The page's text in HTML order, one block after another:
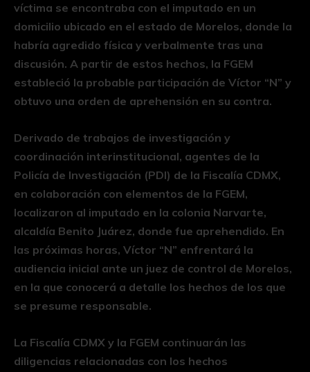
víctima se encontraba con el imputado en un
domicilio ubicado en el estado de Morelos, donde la
habría agredido física y verbalmente tras una
discusión. A partir de estos hechos, la FGEM
estableció la probable participación de Víctor “N” y
obtuvo una orden de aprehensión en su contra.
Derivado de trabajos de investigación y
coordinación interinstitucional, agentes de la
Policía de Investigación (PDI) de la Fiscalía CDMX,
en colaboración con elementos de la FGEM,
localizaron al imputado en la colonia Narvarte,
alcaldía Benito Juárez, donde fue aprehendido. En
las próximas horas, Víctor “N” enfrentará la
audiencia inicial ante un juez de control de Morelos,
en la que conocerá a detalle los hechos de los que
se presume responsable.
La Fiscalía CDMX y la FGEM continuarán las
diligencias relacionadas con los hechos